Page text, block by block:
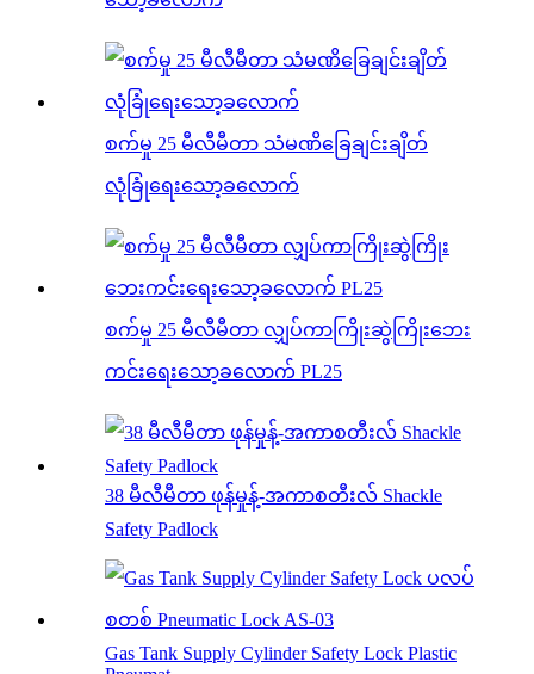
စက်မှု 25 မီလီမီတာ သံမဏိခြေချင်းချိတ်
လုံခြုံရေးသော့ခလောက်
စက်မှု 25 မီလီမီတာ လျှပ်ကာကြိုးဆွဲကြိုးဘေး
ကင်းရေးသော့ခလောက် PL25
38 မီလီမီတာ ဖုန်မှုန့်-အကာစတီးလ် Shackle
Safety Padlock
Gas Tank Supply Cylinder Safety Lock Plastic